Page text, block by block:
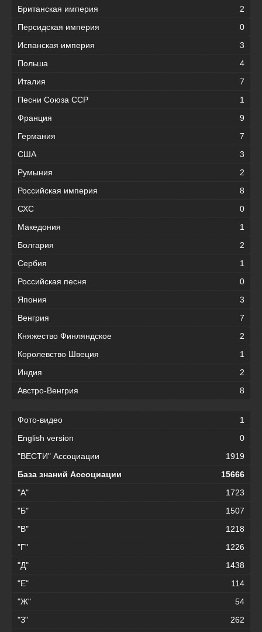
Британская империя
2
Персидская империя
0
Испанская империя
3
Польша
4
Италия
7
Песни Союза ССР
1
Франция
9
Германия
7
США
3
Румыния
2
Российская империя
8
СХС
0
Македония
1
Болгария
2
Сербия
1
Российская песня
0
Япония
3
Венгрия
7
Княжество Финляндское
2
Королевство Швеция
1
Индия
2
Австро-Венгрия
8
Фото-видео
1
English version
0
"ВЕСТИ" Ассоциации
1919
База знаний Ассоциации
15666
"А"
1723
"Б"
1507
"В"
1218
"Г"
1226
"Д"
1438
"Е"
114
"Ж"
54
"З"
262